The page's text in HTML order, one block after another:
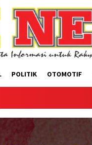
POLITIK OTOMOTIF